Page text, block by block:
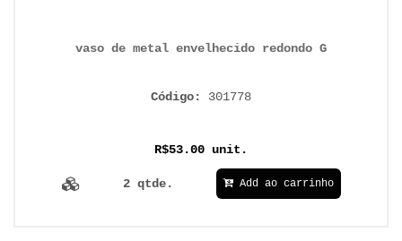
vaso de metal envelhecido redondo G
Código: 301778
R$53.00 unit.
2 qtde. Add ao carrinho